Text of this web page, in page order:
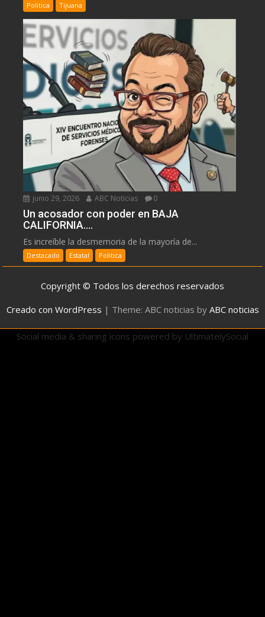
Politica Tijuana
junio 29, 2026 ABC Noticias 0
Un acosador con poder en BAJA
CALIFORNIA….
Es increíble la desmemoria de la mayoría de...
Destacado Estatal Politica
Copyright © Todos los derechos reservados
Creado con WordPress | Theme: ABC noticias by ABC noticias
Social media & sharing icons powered by UltimatelySocial